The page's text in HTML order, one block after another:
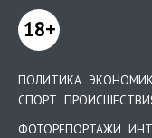
18+
ПОЛИТИКА
СПОРТ
ФОТОРЕПОРТАЖИ